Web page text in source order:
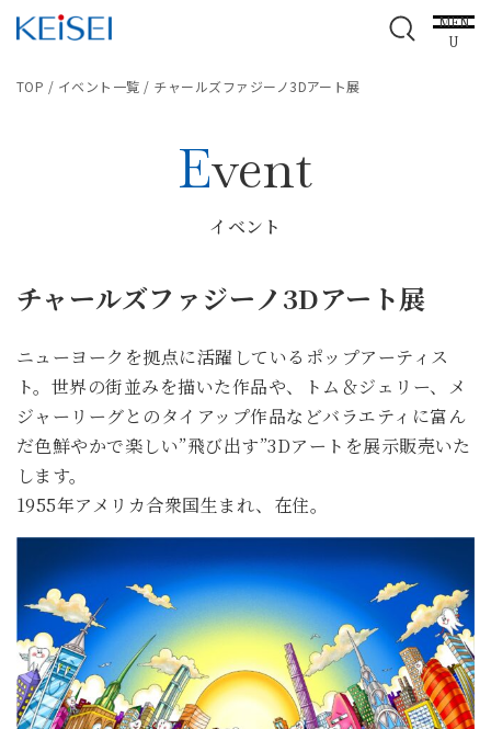
MEN
U
TOP / イベント一覧 / チャールズファジーノ3Dアート展
Event
イベント
チャールズファジーノ3Dアート展
ニューヨークを拠点に活躍しているポップアーティス
ト。世界の街並みを描いた作品や、トム＆ジェリー、メ
ジャーリーグとのタイアップ作品などバラエティに富ん
だ色鮮やかで楽しい”飛び出す”3Dアートを展示販売いた
します。
1955年アメリカ合衆国生まれ、在住。